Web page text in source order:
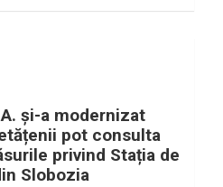
și-a modernizat
pot consulta
privind Stația de
Slobozia